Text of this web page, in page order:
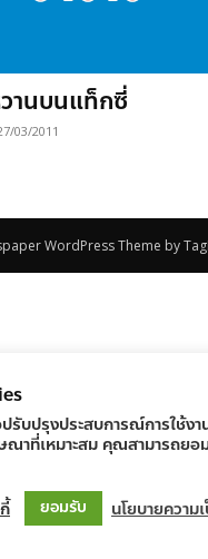
านบนแท็กซี่
03/2011
WordPress Theme by
รับปรุงประสบการณ์การใช้งา
ณาที่เหมาะสม คุณสามารถยอ
ยอมรับ นโยบายความ